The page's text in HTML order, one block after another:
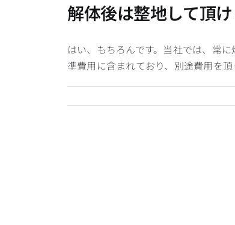
解体後は整地して頂
はい、もちろんです。当社では、常
準費用に含まれており、別途費用を頂